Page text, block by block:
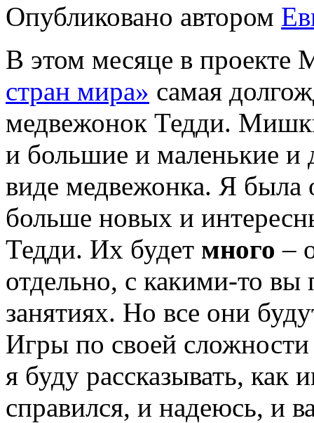
Опубликовано автором
В этом месяце в
стран мира» самая
медвежонок Тедди.
и большие и маленькие
виде медвежонка. Я была
больше новых и
Тедди. Их будет много–
отдельно, с какими-то
занятиях. Но все они
Игры по своей
я буду рассказывать,
справился, и надеюсь, и